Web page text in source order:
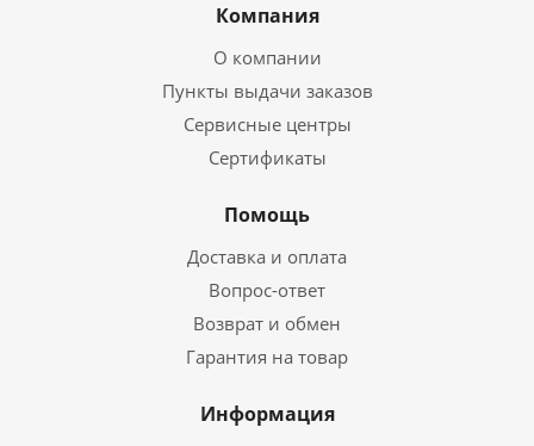
Компания
О компании
Пункты выдачи заказов
Сервисные центры
Сертификаты
Помощь
Доставка и оплата
Вопрос-ответ
Возврат и обмен
Гарантия на товар
Информация